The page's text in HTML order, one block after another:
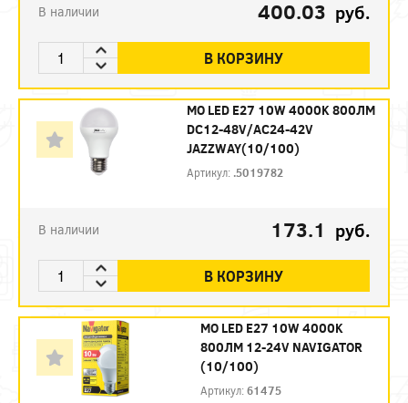
В наличии 400.03 руб.
В КОРЗИНУ
МО LED E27 10W 4000K 800ЛМ
DC12-48V/AC24-42V
JAZZWAY(10/100)
Артикул: .5019782
В наличии 173.1 руб.
В КОРЗИНУ
МО LED E27 10W 4000K
800ЛМ 12-24V NAVIGATOR
(10/100)
Артикул:61475